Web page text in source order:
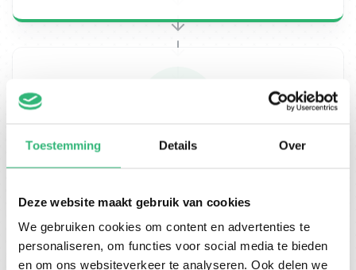
Toestemming Details Over
Deze website maakt gebruik van cookies
We gebruiken cookies om content en advertenties te
personaliseren, om functies voor social media te bieden
en om ons websiteverkeer te analyseren. Ook delen we
Verzilver je code